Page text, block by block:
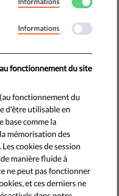
libres et
publicité politique est une
pays de l'UE dispose de
membres ont une chose en
croissante) que
Informations
fonctionnement du site
fonctionnement du
d'être utilisable en
base comme la
mémorisation des
cookies de session
manière fluide à
ne peut pas fonctionner
et ces derniers ne